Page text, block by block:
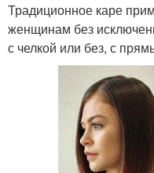
Традиционное каре
женщинам без
с челкой или без, с